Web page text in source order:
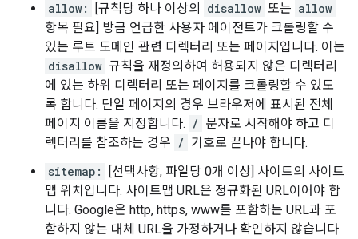
allow:
[규칙당 하나 이상의 disallow 또는 allow
항목 필요] 방금 언급한 사용자 에이전트가 크롤링할 수
있는 루트 도메인 관련 디렉터리 또는 페이지입니다. 이는
disallow 규칙을 재정의하여 허용되지 않은 디렉터리
에 있는 하위 디렉터리 또는 페이지를 크롤링할 수 있도
록 합니다. 단일 페이지의 경우 브라우저에 표시된 전체
페이지 이름을 지정합니다. / 문자로 시작해야 하고 디
렉터리를 참조하는 경우 / 기호로 끝나야 합니다.
sitemap:
[선택사항, 파일당 0개 이상] 사이트의 사이트
맵 위치입니다. 사이트맵 URL은 정규화된 URL이어야 합
니다. Google은 http, https, www를 포함하는 URL과 포
함하지 않는 대체 URL을 가정하거나 확인하지 않습니다.